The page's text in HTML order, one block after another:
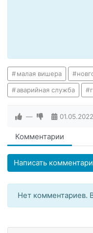
малая вишера
аварийная служба
— 01.05.2022
Комментарии
Написать
Нет комментариев.